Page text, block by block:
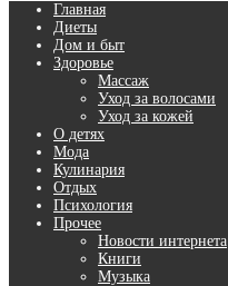
Главная
Диеты
Дом и быт
Здоровье
Массаж
Уход за волосами
Уход за кожей
О детях
Мода
Кулинария
Отдых
Психология
Прочее
Новости интернета
Книги
Музыка